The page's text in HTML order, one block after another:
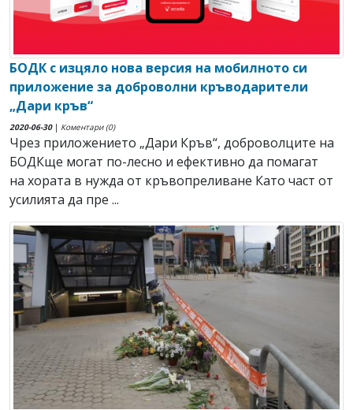
БОДК с изцяло нова версия на мобилното си
приложение за доброволни кръводарители
„Дари кръв“
2020-06-30| Коментари (0)
Чрез приложението „Дари Кръв“, доброволците на
БОДКще могат по-лесно и ефективно да помагат
на хората в нужда от кръвопреливане Като част от
усилията да пре ...